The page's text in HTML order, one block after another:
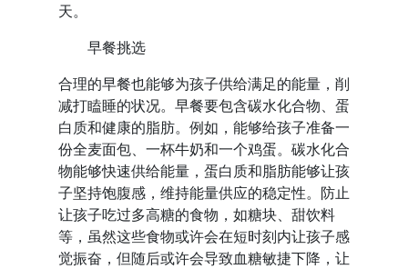
天。
早餐挑选
合理的早餐也能够为孩子供给满足的能量，削
减打瞌睡的状况。早餐要包含碳水化合物、蛋
白质和健康的脂肪。例如，能够给孩子准备一
份全麦面包、一杯牛奶和一个鸡蛋。碳水化合
物能够快速供给能量，蛋白质和脂肪能够让孩
子坚持饱腹感，维持能量供应的稳定性。防止
让孩子吃过多高糖的食物，如糖块、甜饮料
等，虽然这些食物或许会在短时刻内让孩子感
觉振奋，但随后或许会导致血糖敏捷下降，让